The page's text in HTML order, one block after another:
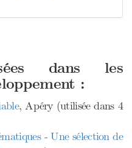
dans les
:
, Apéry (utilisée dans 4
- Une sélection de